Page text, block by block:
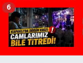
6